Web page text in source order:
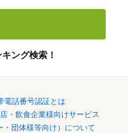
ング検索！
電話番号認証とは
・飲食企業様向けサービス
・団体様等向け）について